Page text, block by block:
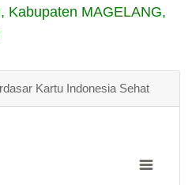
Kabupaten MAGELANG,
Kartu Indonesia Sehat